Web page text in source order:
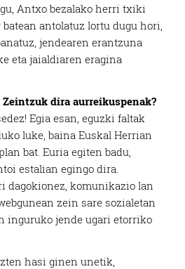
Antxo bezalako herri txiki
antolatuz lortu dugu hori,
jendearen erantzuna
eta jaialdiaren eragina
dira aurreikuspenak?
Egia esan, eguzki faltak
luke, baina Euskal Herrian
bat. Euria egiten badu,
estalian egingo dira.
dagokionez, komunikazio lan
zein sare sozialetan
inguruko jende ugari etorriko
hasi ginen unetik,